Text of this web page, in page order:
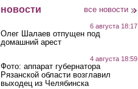
новости все новости
6 августа 18:17
Олег Шалаев отпущен под
домашний арест
4 августа 18:59
Фото: аппарат губернатора
Рязанской области возглавил
выходец из Челябинска